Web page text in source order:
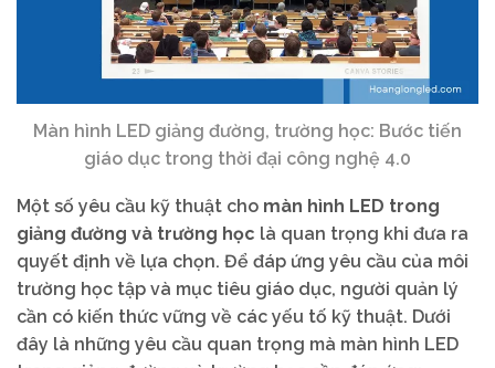
Màn hình LED giảng đường, trường học: Bước tiến
giáo dục trong thời đại công nghệ 4.0
Một số yêu cầu kỹ thuật cho màn hình LED trong
giảng đường và trường học là quan trọng khi đưa ra
quyết định về lựa chọn. Để đáp ứng yêu cầu của môi
trường học tập và mục tiêu giáo dục, người quản lý
cần có kiến thức vững về các yếu tố kỹ thuật. Dưới
đây là những yêu cầu quan trọng mà màn hình LED